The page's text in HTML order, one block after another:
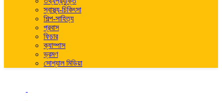
স্বাস্থ্য-চিকিৎসা
শিল্প-সাহিত্য
প্রবাস
ফিচার
ক্যাম্পাস
ভ্রমণ
সোশ্যাল মিডিয়া